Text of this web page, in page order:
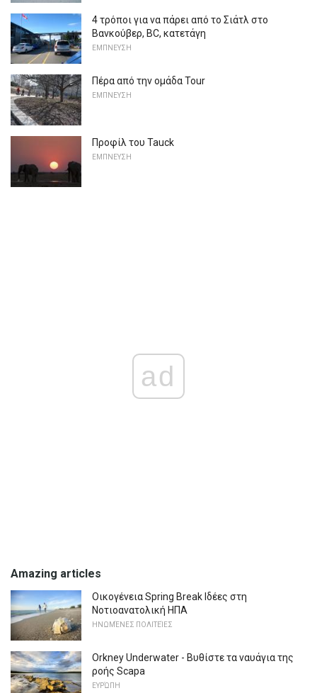
4 τρόποι για να πάρει από το Σιάτλ στο
Βανκούβερ, BC, κατετάγη
ΕΜΠΝΕΥΣΗ
Πέρα από την ομάδα Tour
ΕΜΠΝΕΥΣΗ
Προφίλ του Tauck
ΕΜΠΝΕΥΣΗ
ad
Amazing articles
Οικογένεια Spring Break Ιδέες στη
Νοτιοανατολική ΗΠΑ
ΗΝΩΜΈΝΕΣ ΠΟΛΙΤΕΊΕΣ
Orkney Underwater - Βυθίστε τα ναυάγια της
ροής Scapa
ΕΥΡΏΠΗ